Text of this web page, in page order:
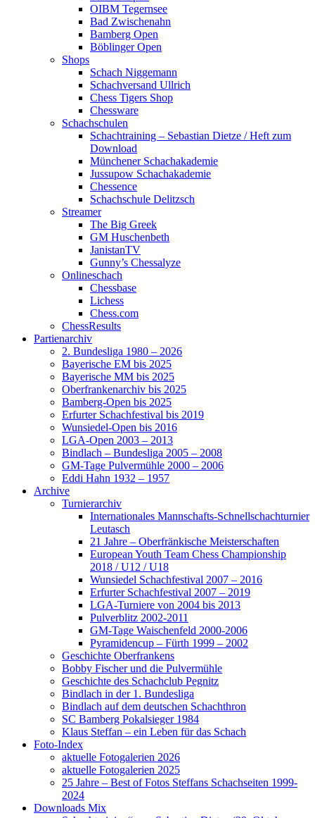
OIBM Tegernsee
Bad Zwischenahn
Bamberg Open
Böblinger Open
Shops
Schach Niggemann
Schachversand Ullrich
Chess Tigers Shop
Chessware
Schachschulen
Schachtraining – Sebastian Dietze / Heft zum
Download
Münchener Schachakademie
Jussupow Schachakademie
Chessence
Schachschule Delitzsch
Streamer
The Big Greek
GM Huschenbeth
JanistanTV
Gunny’s Chessalyze
Onlineschach
Chessbase
Lichess
Chess.com
ChessResults
Partienarchiv
2. Bundesliga 1980 – 2026
Bayerische EM bis 2025
Bayerische MM bis 2025
Oberfrankenarchiv bis 2025
Bamberg-Open bis 2025
Erfurter Schachfestival bis 2019
Wunsiedel-Open bis 2016
LGA-Open 2003 – 2013
Bindlach – Bundesliga 2005 – 2008
GM-Tage Pulvermühle 2000 – 2006
Eddi Hahn 1932 – 1957
Archive
Turnierarchiv
Internationales Mannschafts-Schnellschachturnier
Leutasch
21 Jahre – Oberfränkische Meisterschaften
European Youth Team Chess Championship
2018 / U12 / U18
Wunsiedel Schachfestival 2007 – 2016
Erfurter Schachfestival 2007 – 2019
LGA-Turniere von 2004 bis 2013
Pulverblitz 2002-2011
GM-Tage Waischenfeld 2000-2006
Pyramidencup – Fürth 1999 – 2002
Geschichte Oberfrankens
Bobby Fischer und die Pulvermühle
Geschichte des Schachclub Pegnitz
Bindlach in der 1. Bundesliga
Bindlach auf dem deutschen Schachthron
SC Bamberg Pokalsieger 1984
Klaus Steffan – ein Leben für das Schach
Foto-Index
aktuelle Fotogalerien 2026
aktuelle Fotogalerien 2025
25 Jahre – Best of Fotos Steffans Schachseiten 1999-
2024
Downloads Mix